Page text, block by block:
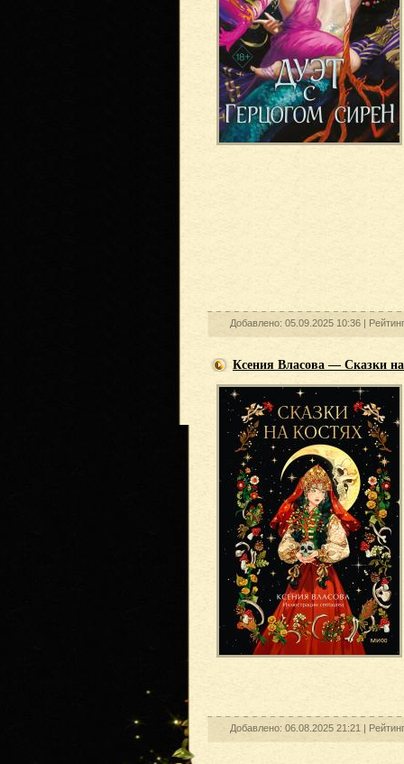
Добавлено: 05.09.2025 10:36 |
Ксения Власова — Сказки
Добавлено: 06.08.2025 21:21 |